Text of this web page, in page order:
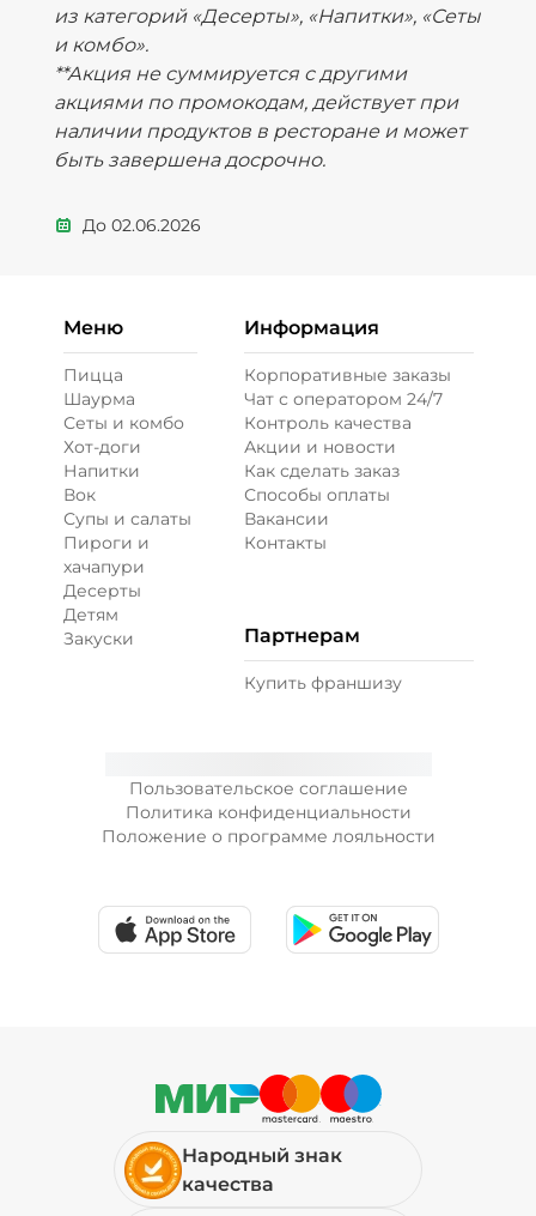
из категорий «Десерты», «Напитки», «Сеты
и комбо».
**Акция не суммируется с другими
акциями по промокодам, действует при
наличии продуктов в ресторане и может
быть завершена досрочно.
До 02.06.2026
Пользовательское соглашение
Политика конфиденциальности
Положение о программе лояльности
Меню
Пицца
Шаурма
Сеты и комбо
Хот-доги
Напитки
Вок
Супы и салаты
Пироги и
хачапури
Десерты
Детям
Закуски
Информация
Корпоративные заказы
Чат с оператором 24/7
Контроль качества
Акции и новости
Как сделать заказ
Способы оплаты
Вакансии
Контакты
Партнерам
Купить франшизу
Народный знак
качества